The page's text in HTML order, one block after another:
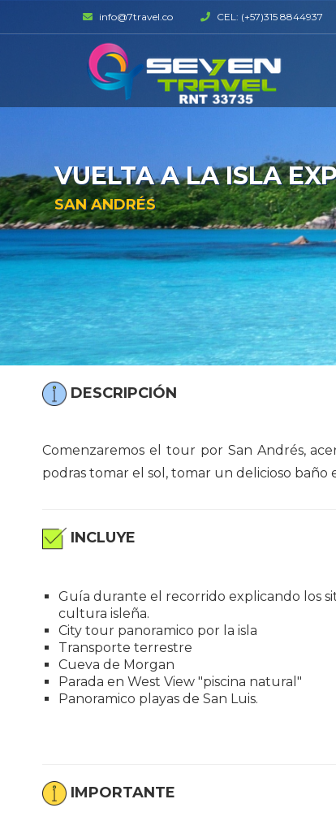
info@7travel.co CEL: (+57)315 8844937
VUELTA A LA ISLA
SAN ANDRÉS
DESCRIPCIÓN
Comenzaremos el tour por San Andrés,
podras tomar el sol, tomar un delicioso baño
INCLUYE
Guía durante el recorrido explicando los
cultura isleña.
City tour panoramico por la isla
Transporte terrestre
Cueva de Morgan
Parada en West View "piscina natural"
Panoramico playas de San Luis.
IMPORTANTE